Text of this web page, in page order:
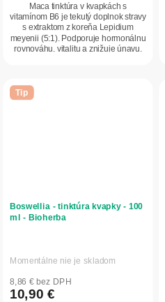
Maca tinktúra v kvapkách s
vitamínom B6 je tekutý doplnok stravy
s extraktom z koreňa Lepidium
meyenii (5:1). Podporuje hormonálnu
rovnováhu, vitalitu a znižuje únavu.
Tip
Boswellia - tinktúra kvapky - 100
ml - Bioherba
Momentálne nie je skladom
8,86 € bez DPH
10,90 €